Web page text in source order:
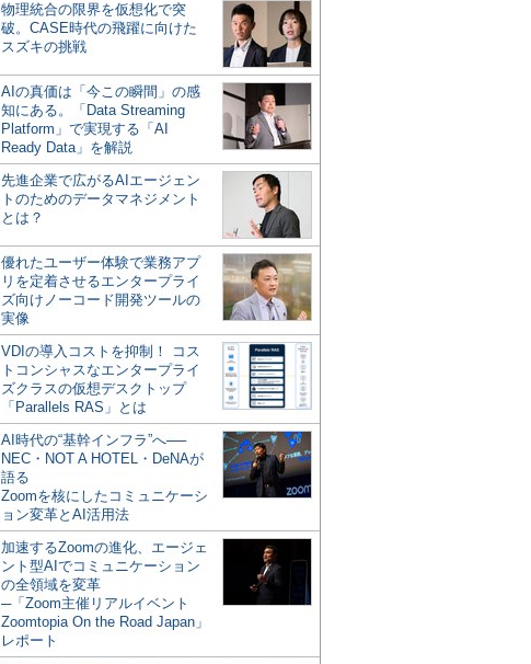
物理統合の限界を仮想化で突
破。CASE時代の飛躍に向けた
スズキの挑戦
AIの真価は「今この瞬間」の感
知にある。「Data Streaming
Platform」で実現する「AI
Ready Data」を解説
先進企業で広がるAIエージェン
トのためのデータマネジメント
とは？
優れたユーザー体験で業務アプ
リを定着させるエンタープライ
ズ向けノーコード開発ツールの
実像
VDIの導入コストを抑制！ コス
トコンシャスなエンタープライ
ズクラスの仮想デスクトップ
「Parallels RAS」とは
AI時代の“基幹インフラ”へ──
NEC・NOT A HOTEL・DeNAが
語る
Zoomを核にしたコミュニケーシ
ョン変革とAI活用法
加速するZoomの進化、エージェ
ント型AIでコミュニケーション
の全領域を変革
─「Zoom主催リアルイベント
Zoomtopia On the Road Japan」
レポート